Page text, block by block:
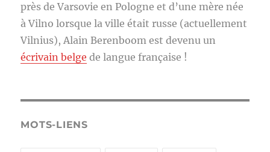
près de Varsovie en Pologne et d’une mère née
à Vilno lorsque la ville était russe (actuellement
Vilnius), Alain Berenboom est devenu un
écrivain belge de langue française !
MOTS-LIENS